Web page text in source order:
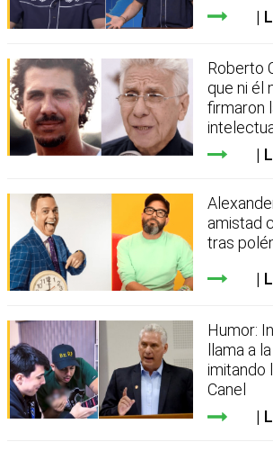
Roberto
que ni él
firmaron
amistad
tras
Humor:
llama a
imitando
Canel